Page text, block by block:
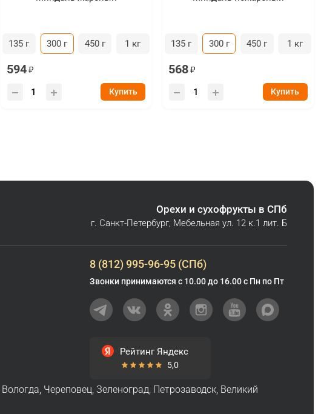
135 г 300 г 450 г 1 кг
594
Купить
135 г 300 г 450 г 1 кг
568
Купить
Орехи и сухофрукты в СПб
г. Санкт-Петербург, Мебельная ул. 12 к.1 лит. Б
8 (812) 995-96-95 (СПб)
Звонки принимаются с 10.00 до 16.00 с Пн по Пт
Рейтинг Яндекс
5,0
Вологда, Череповец, Зеленоград, Петрозаводск, Великий